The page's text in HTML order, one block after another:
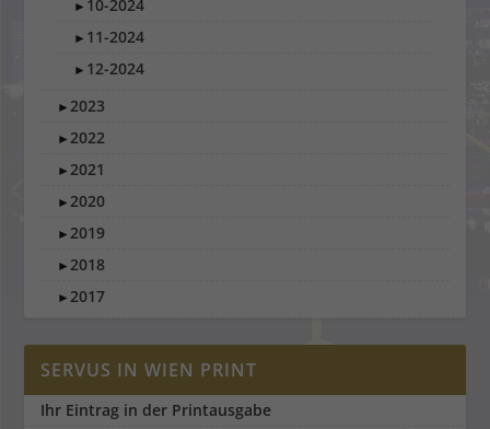
► 10-2024
► 11-2024
► 12-2024
►2023
►2022
►2021
►2020
►2019
►2018
►2017
SERVUS IN WIEN PRINT
Ihr Eintrag in der Printausgabe